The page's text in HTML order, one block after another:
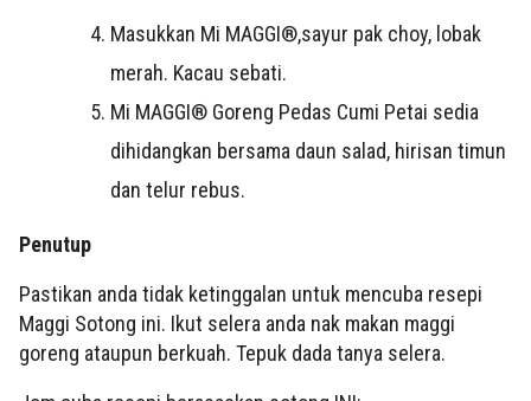
Masukkan Mi MAGGI®,sayur pak choy, lobak
merah. Kacau sebati.
Mi MAGGI® Goreng Pedas Cumi Petai sedia
dihidangkan bersama daun salad, hirisan timun
dan telur rebus.
Penutup
Pastikan anda tidak ketinggalan untuk mencuba resepi
Maggi Sotong ini. Ikut selera anda nak makan maggi
goreng ataupun berkuah. Tepuk dada tanya selera.